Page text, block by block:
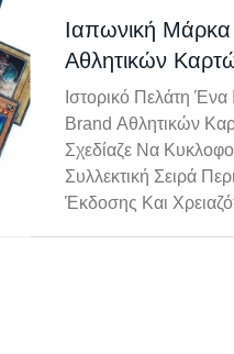
Ιαπωνική Μάρκα
Αθλητικών
Ιστορικό Πελάτη Ένα
Brand Αθλητικών
Σχεδίαζε Να
Συλλεκτική Σειρά
Έκδοσης Και